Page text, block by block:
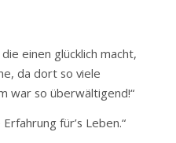
einen glücklich macht,
da dort so viele
war so überwältigend!“
für’s Leben.“